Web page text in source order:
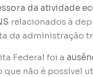
da atividade
relacionados à
da administração
Federal foi a
que não é possível